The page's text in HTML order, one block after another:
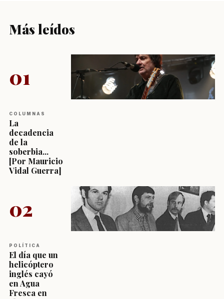
Más leídos
01
COLUMNAS
La
decadencia
de la
soberbia...
[Por Mauricio
Vidal Guerra]
02
POLÍTICA
El día que un
helicóptero
inglés cayó
en Agua
Fresca en